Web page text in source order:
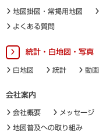
地図掛図・常掲用地図
よくある質問
統計・白地図・写真
白地図 統計 動
会社案内
会社概要 メッセージ
地図普及への取り組み